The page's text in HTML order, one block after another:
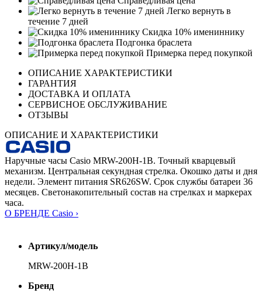
Легко вернуть в
течение 7 дней
Скидка 10% имениннику
Подгонка браслета
Примерка перед покупкой
ОПИСАНИЕ ХАРАКТЕРИСТИКИ
ГАРАНТИЯ
ДОСТАВКА И ОПЛАТА
СЕРВИСНОЕ ОБСЛУЖИВАНИЕ
ОТЗЫВЫ
ОПИСАНИЕ И ХАРАКТЕРИСТИКИ
Наручные часы Casio MRW-200H-1B. Точный кварцевый
механизм. Центральная секундная стрелка. Окошко даты и дня
недели. Элемент питания SR626SW. Срок службы батареи 36
месяцев. Светонакопительный состав на стрелках и маркерах
часа.
О БРЕНДЕ Casio ›
Артикул/модель
MRW-200H-1B
Бренд